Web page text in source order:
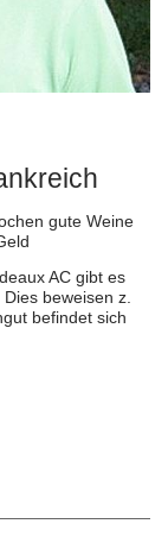
gute Weine
AC gibt es
beweisen z.
befindet sich